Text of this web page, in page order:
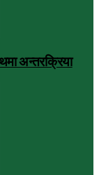
अन्तरक्रिया